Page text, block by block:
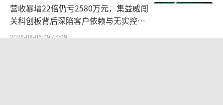
营收暴增22倍仍亏2580万元，集益威闯
关科创板背后深陷客户依赖与无实控人
困局
2026-08-06 09:45:09